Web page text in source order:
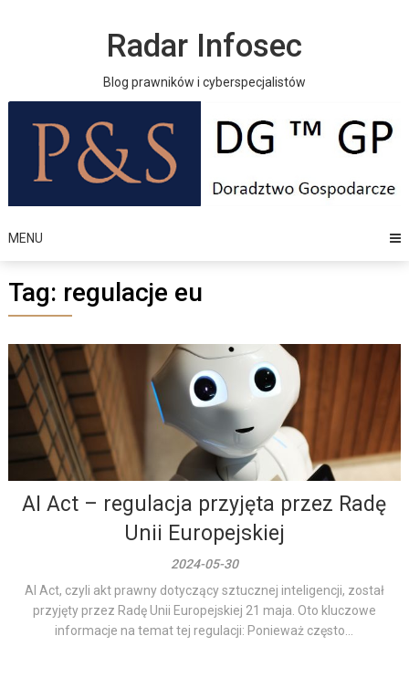
Radar Infosec
Blog prawników i cyberspecjalistów
MENU
Tag: regulacje eu
AI Act – regulacja przyjęta przez Radę
Unii Europejskiej
2024-05-30
AI Act, czyli akt prawny dotyczący sztucznej inteligencji, został
przyjęty przez Radę Unii Europejskiej 21 maja. Oto kluczowe
informacje na temat tej regulacji: Ponieważ często...